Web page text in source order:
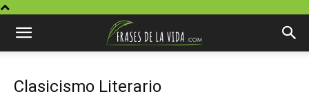
Clasicismo Literario